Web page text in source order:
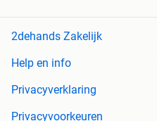
2dehands Zakelijk
Help en info
Privacyverklaring
Privacyvoorkeuren